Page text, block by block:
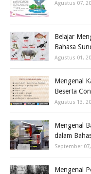
Agustus 07,
Belajar
Bahasa
Agustus 01,
Mengenal
Beserta
Agustus 13,
Mengenal
dalam
September
Mengenal